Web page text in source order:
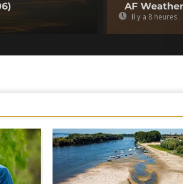
AF
Il y a 8 heures